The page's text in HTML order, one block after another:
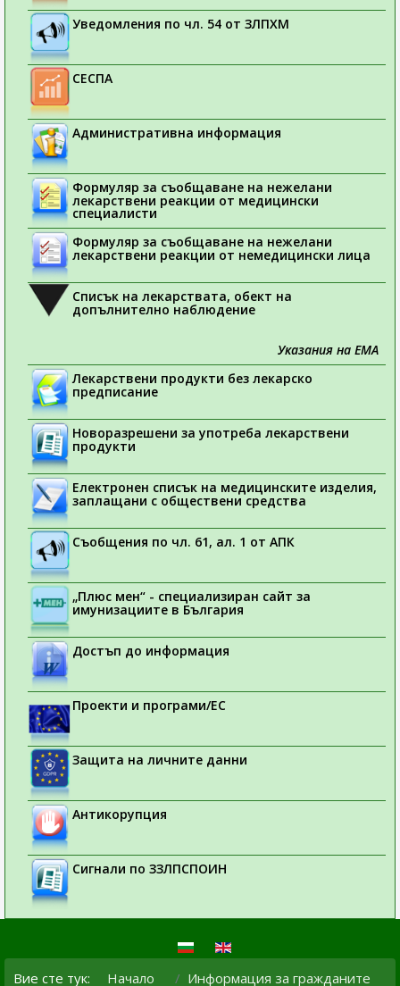
Уведомления по чл. 54 от ЗЛПХМ
СЕСПА
Административна информация
Формуляр за съобщаване на нежелани
лекарствени реакции от медицински
специалисти
Формуляр за съобщаване на нежелани
лекарствени реакции от немедицински лица
Списък на лекарствата, обект на
допълнително наблюдение
Указания на ЕМА
Лекарствени продукти без лекарско
предписание
Новоразрешени за употреба лекарствени
продукти
Електронен списък на медицинските изделия,
заплащани с обществени средства
Съобщения по чл. 61, ал. 1 от АПК
„Плюс мен“ - специализиран сайт за
имунизациите в България
Достъп до информация
Проекти и програми/ЕС
Защита на личните данни
Антикорупция
Сигнали по ЗЗЛПСПОИН
Вие сте тук: Начало Информация за гражданите